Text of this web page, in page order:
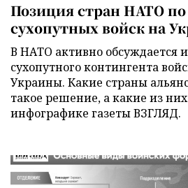
Позиция стран НАТО по
сухопутных войск на
В НАТО активно обсуждается
сухопутного контингента
Украины. Какие страны
такое решение, а какие из
инфографике газеты ВЗГЛЯД.